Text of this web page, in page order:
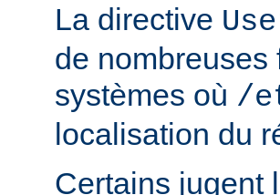
La directive
de nombreuses
systèmes où /
localisation du
Certains jugent